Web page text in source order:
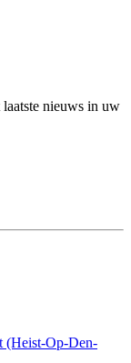
nieuws in uw
(Heist-Op-Den-